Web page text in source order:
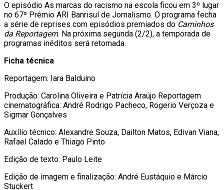
O episódio As marcas do racismo na escola ficou em 3º lugar
no 67º Prêmio ARI Banrisul de Jornalismo. O programa fecha
a série de reprises com episódios premiados do Caminhos
da Reportagem. Na próxima segunda (2/2), a temporada de
programas inéditos será retomada.
Ficha técnica
Reportagem: Iara Balduino
Produção: Carolina Oliveira e Patrícia Araújo Reportagem
cinematográfica: André Rodrigo Pacheco, Rogerio Verçoza e
Sigmar Gonçalves
Auxílio técnico: Alexandre Souza, Dailton Matos, Edivan Viana,
Rafael Calado e Thiago Pinto
Edição de texto: Paulo Leite
Edição de imagem e finalização: André Eustáquio e Márcio
Stuckert